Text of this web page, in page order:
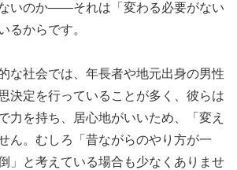
いのか——それは「変わる必要がない
るからです。
な社会では、年長者や地元出身の男性
決定を行っていることが多く、彼らは
力を持ち、居心地がいいため、「変え
ん。むしろ「昔ながらのやり方が一
」と考えている場合も少なくありませ